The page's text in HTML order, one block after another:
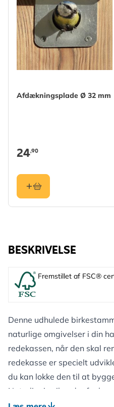
Afdækningsplade Ø 32 mm
24,90
BESKRIVELSE
Fremstillet af FSC®
Denne udhulede
naturlige omgivelser i din
redekassen, når den skal
redekasse er specielt
du kan lokke den til at
Naturligvis vil andre fugle